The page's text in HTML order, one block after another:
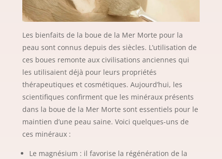
Les bienfaits de la boue de la Mer Morte pour la
peau sont connus depuis des siècles. L’utilisation de
ces boues remonte aux civilisations anciennes qui
les utilisaient déjà pour leurs propriétés
thérapeutiques et cosmétiques. Aujourd’hui, les
scientifiques confirment que les minéraux présents
dans la boue de la Mer Morte sont essentiels pour le
maintien d’une peau saine. Voici quelques-uns de
ces minéraux :
Le magnésium : il favorise la régénération de la